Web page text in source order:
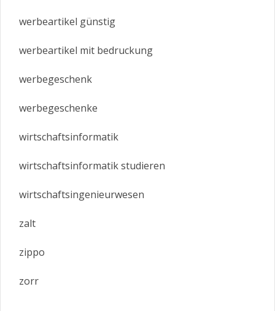
werbeartikel günstig
werbeartikel mit bedruckung
werbegeschenk
werbegeschenke
wirtschaftsinformatik
wirtschaftsinformatik studieren
wirtschaftsingenieurwesen
zalt
zippo
zorr